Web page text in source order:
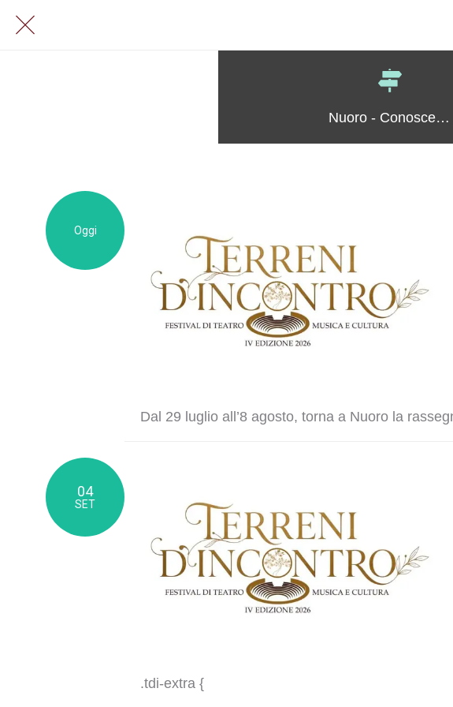
Nuoro - Conoscerla
Oggi
Dal 29 luglio all’8 agosto, torna a Nuoro la
04
SET
.tdi-extra {